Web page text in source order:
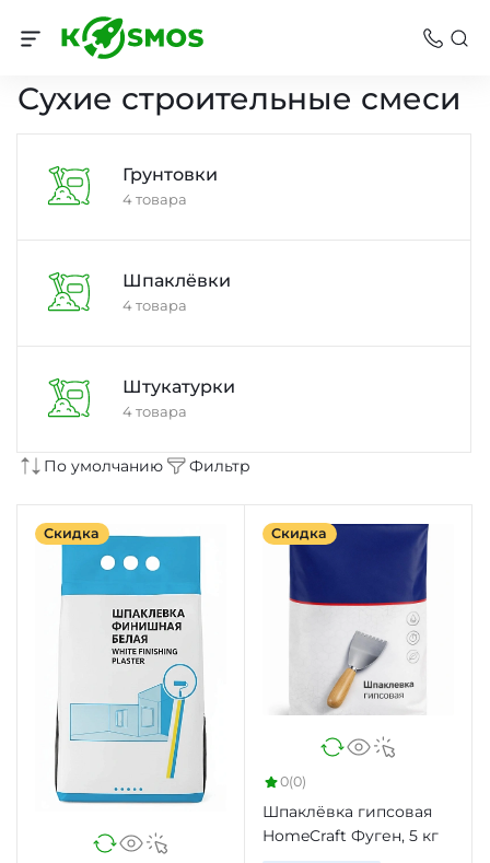
Стройматериалы
Сухие строительные смеси
Грунтовки
4 товара
Шпаклёвки
4 товара
Штукатурки
4 товара
По умолчанию Фильтр
Скидка Скидка
0(0)
Шпаклёвка гипсовая
HomeCraft Фуген, 5 кг